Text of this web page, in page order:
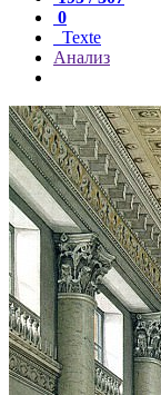
0
Texte
Анализ